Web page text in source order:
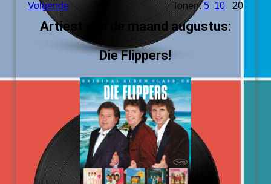
Volgende
Tonen:5 10 20
Artiest van de maand augustus:
Die Flippers!